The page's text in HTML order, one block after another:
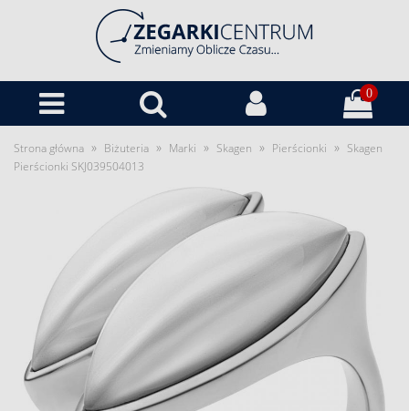
0
Strona główna » Biżuteria » Marki » Skagen » Pierścionki » Skagen
Pierścionki SKJ039504013